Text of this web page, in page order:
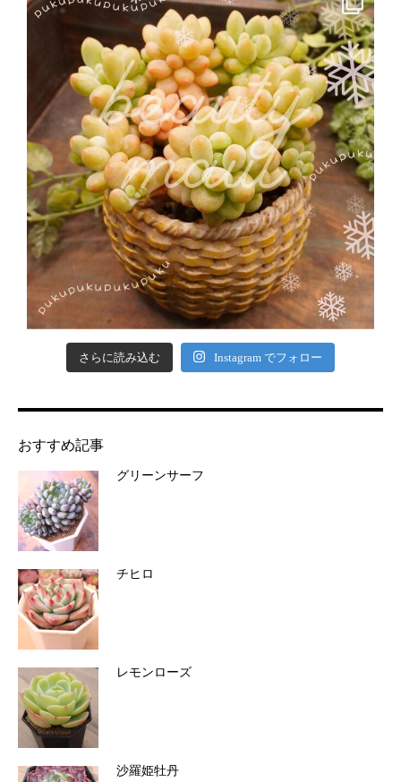
さらに読み込む Instagram でフォロー
おすすめ記事
グリーンサーフ
チヒロ
レモンローズ
沙羅姫牡丹